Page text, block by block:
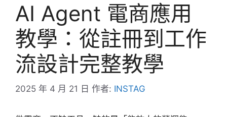
AI Agent 電商應用
教學：從註冊到工作
流設計完整教學
2025 年 4 月 21 日 作者: INSTAG